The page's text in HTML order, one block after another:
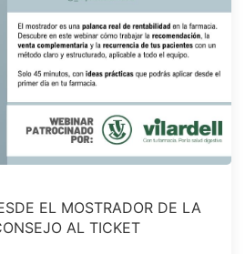
EL MOSTRADOR DE LA
AL TICKET